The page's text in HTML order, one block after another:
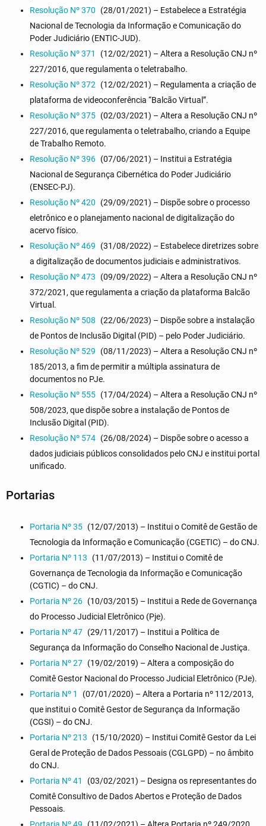
Resolução Nº 370
(28/01/2021) – Estabelece a Estratégia
Nacional de Tecnologia da Informação e Comunicação do
Poder Judiciário (ENTIC-JUD).
Resolução Nº 371
(12/02/2021) – Altera a Resolução CNJ nº
227/2016, que regulamenta o teletrabalho.
Resolução Nº 372
(12/02/2021) – Regulamenta a criação de
plataforma de videoconferência “Balcão Virtual”.
Resolução Nº 375 (02/03/2021) – Altera a Resolução CNJ nº
227/2016, que regulamenta o teletrabalho, criando a Equipe
de Trabalho Remoto.
Resolução Nº 396 (07/06/2021) – Institui a Estratégia
Nacional de Segurança Cibernética do Poder Judiciário
(ENSEC-PJ).
Resolução Nº 420
(29/09/2021) – Dispõe sobre o processo
eletrônico e o planejamento nacional de digitalização do
acervo físico.
Resolução Nº 469
(31/08/2022) – Estabelece diretrizes sobre
a digitalização de documentos judiciais e administrativos.
Resolução Nº 473
(09/09/2022) – Altera a Resolução CNJ nº
372/2021, que regulamenta a criação da plataforma Balcão
Virtual.
Resolução Nº 508
(22/06/2023) – Dispõe sobre a instalação
de Pontos de Inclusão Digital (PID) – pelo Poder Judiciário.
Resolução Nº 529
(08/11/2023) – Altera a Resolução CNJ nº
185/2013, a fim de permitir a múltipla assinatura de
documentos no PJe.
Resolução Nº 555 (17/04/2024) – Altera a Resolução CNJ nº
508/2023, que dispõe sobre a instalação de Pontos de
Inclusão Digital (PID).
Resolução Nº 574 (26/08/2024) – Dispõe sobre o acesso a
dados judiciais públicos consolidados pelo CNJ e institui portal
unificado.
Portarias
Portaria Nº 35 (12/07/2013) – Institui o Comitê de Gestão de
Tecnologia da Informação e Comunicação (CGETIC) – do CNJ.
Portaria Nº 113
(11/07/2013) – Institui o Comitê de
Governança de Tecnologia da Informação e Comunicação
(CGTIC) – do CNJ.
Portaria Nº 26 (10/03/2015) – Institui a Rede de Governança
do Processo Judicial Eletrônico (Pje).
Portaria Nº 47 (29/11/2017) – Institui a Política de
Segurança da Informação do Conselho Nacional de Justiça.
Portaria Nº 27 (19/02/2019) – Altera a composição do
Comitê Gestor Nacional do Processo Judicial Eletrônico (PJe).
Portaria Nº 1
(07/01/2020) – Altera a Portaria nº 112/2013,
que institui o Comitê Gestor de Segurança da Informação
(CGSI) – do CNJ.
Portaria Nº 213
(15/10/2020) – Institui Comitê Gestor da Lei
Geral de Proteção de Dados Pessoais (CGLGPD) – no âmbito
do CNJ.
Portaria Nº 41
(03/02/2021) – Designa os representantes do
Comitê Consultivo de Dados Abertos e Proteção de Dados
Pessoais.